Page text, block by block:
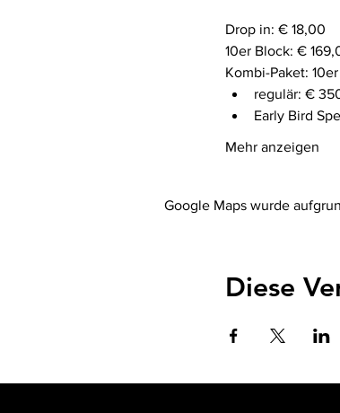
Drop in: € 18,00
10er Block: €
Kombi-Paket:
regulär: €
Early Bird
Mehr anzeigen
Google Maps wurde
Diese